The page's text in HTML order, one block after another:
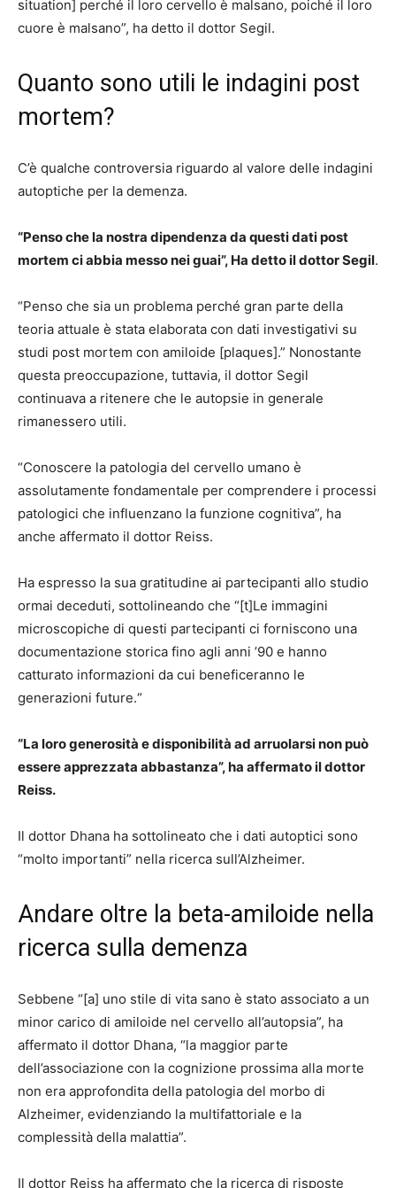
situation] perché il loro cervello è malsano, poiché il loro
cuore è malsano”, ha detto il dottor Segil.
Quanto sono utili le indagini post
mortem?
C’è qualche controversia riguardo al valore delle indagini
autoptiche per la demenza.
“Penso che la nostra dipendenza da questi dati post
mortem ci abbia messo nei guai”, Ha detto il dottor Segil.
“Penso che sia un problema perché gran parte della
teoria attuale è stata elaborata con dati investigativi su
studi post mortem con amiloide [plaques].” Nonostante
questa preoccupazione, tuttavia, il dottor Segil
continuava a ritenere che le autopsie in generale
rimanessero utili.
“Conoscere la patologia del cervello umano è
assolutamente fondamentale per comprendere i processi
patologici che influenzano la funzione cognitiva”, ha
anche affermato il dottor Reiss.
Ha espresso la sua gratitudine ai partecipanti allo studio
ormai deceduti, sottolineando che “[t]Le immagini
microscopiche di questi partecipanti ci forniscono una
documentazione storica fino agli anni ’90 e hanno
catturato informazioni da cui beneficeranno le
generazioni future.“
“La loro generosità e disponibilità ad arruolarsi non può
essere apprezzata abbastanza”, ha affermato il dottor
Reiss.
Il dottor Dhana ha sottolineato che i dati autoptici sono
“molto importanti” nella ricerca sull’Alzheimer.
Andare oltre la beta-amiloide nella
ricerca sulla demenza
Sebbene “[a] uno stile di vita sano è stato associato a un
minor carico di amiloide nel cervello all’autopsia”, ha
affermato il dottor Dhana, “la maggior parte
dell’associazione con la cognizione prossima alla morte
non era approfondita della patologia del morbo di
Alzheimer, evidenziando la multifattoriale e la
complessità della malattia”.
Il dottor Reiss ha affermato che la ricerca di risposte